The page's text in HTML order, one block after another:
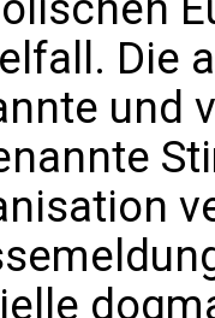
. Die
und